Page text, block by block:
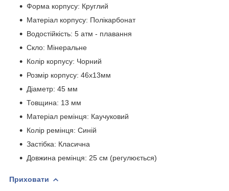
Форма корпусу: Круглий
Матеріал корпусу: Полікарбонат
Водостійкість: 5 атм - плавання
Скло: Мінеральне
Колір корпусу: Чорний
Розмір корпусу: 46х13мм
Діаметр: 45 мм
Товщина: 13 мм
Матеріал ремінця: Каучуковий
Колір ремінця: Синій
Застібка: Класична
Довжина ремінця: 25 см (регулюється)
Приховати